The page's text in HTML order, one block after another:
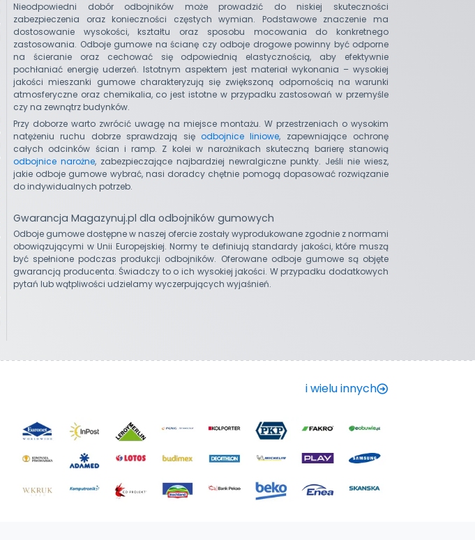
Nieodpowiedni dobór odbojników może prowadzić do niskiej skuteczności
zabezpieczenia oraz konieczności częstych wymian. Podstawowe znaczenie ma
dostosowanie wysokości, kształtu oraz sposobu mocowania do konkretnego
zastosowania. Odboje gumowe na ścianę czy odboje drogowe powinny być odporne
na ścieranie oraz cechować się odpowiednią elastycznością, aby efektywnie
pochłaniać energię uderzeń. Istotnym aspektem jest materiał wykonania – wysokiej
jakości mieszanki gumowe charakteryzują się zwiększoną odpornością na warunki
atmosferyczne oraz chemikalia, co jest istotne w przypadku zastosowań w przemyśle
czy na zewnątrz budynków.
Przy doborze warto zwrócić uwagę na miejsce montażu. W przestrzeniach o wysokim
natężeniu ruchu dobrze sprawdzają się odbojnice liniowe, zapewniające ochronę
całych odcinków ścian i ramp. Z kolei w narożnikach skuteczną barierę stanowią
odbojnice narożne, zabezpieczające najbardziej newralgiczne punkty. Jeśli nie wiesz,
jakie odboje gumowe wybrać, nasi doradcy chętnie pomogą dopasować rozwiązanie
do indywidualnych potrzeb.
Gwarancja Magazynuj.pl dla odbojników gumowych
Odboje gumowe dostępne w naszej ofercie zostały wyprodukowane zgodnie z normami
obowiązującymi w Unii Europejskiej. Normy te definiują standardy jakości, które muszą
być spełnione podczas produkcji odbojników. Oferowane odboje gumowe są objęte
gwarancją producenta. Świadczy to o ich wysokiej jakości. W przypadku dodatkowych
pytań lub wątpliwości udzielamy wyczerpujących wyjaśnień.
i wielu innych